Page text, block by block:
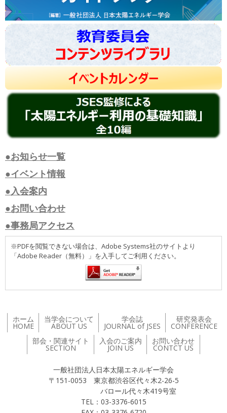
●お知らせ一覧
●イベント情報
●入会案内
●お問い合わせ
●事務局アクセス
※PDFを閲覧できない場合は、Adobe Systems社のサイトより
「Adobe Reader（無料）」を入手してご利用ください。
ホーム
HOME
当学会について
ABOUT US
学会誌
JOURNAL of JSES
研究発表会
CONFERENCE
部会・関連サイト
SECTION
入会のご案内
JOIN US
お問い合わせ
CONTCT US
一般社団法人日本太陽エネルギー学会
〒151-0053 東京都渋谷区代々木2-26-5
バロール代々木419号室
TEL：03-3376-6015